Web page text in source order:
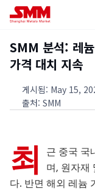
SMM 분석: 레
가격 대치 지속
게시됨: May 15,
출처: SMM
최
근 중국 국
며, 원자재
다. 반면 해외 레늄